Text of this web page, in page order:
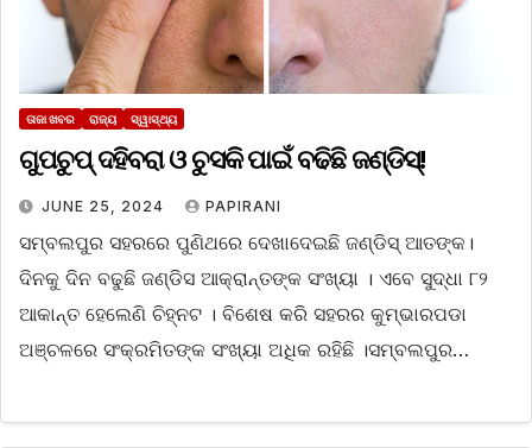
ତାଜା ଖବର ରାଜ୍ୟ ସ୍ୱାସ୍ଥ୍ୟ
ଗୁପଚୁପ୍ ଦହିବରା ଓ ଚୁସକି ପାଇଁ ବଢିଛି ଜଣ୍ଡିସ୍!
JUNE 25, 2024 PAPIRANI
ସମ୍ବଲପୁର ସହରରେ ପୁଣିଥରେ ଦେଖାଦେଇଛି ଜଣ୍ଡିସ୍‌ ଆତଙ୍କ।
ଦିନକୁ ଦିନ ବଢୁଛି ଜଣ୍ଡିସ ଆକ୍ରାନ୍ତଙ୍କ ସଂଖ୍ୟା । ଏବେ ସୁଦ୍ଧା ୮୨
ଆକାନ୍ତ ହେଲେଣି ଚିହ୍ନଟ । ବିଶେଷ କରି ସହରର କୁମ୍ଭାରପଡା
ଅଞ୍ଚଳରେ ସଂକ୍ରମିତଙ୍କ ସଂଖ୍ୟା ଅଧିକ ରହିଛି ।ସମ୍ବଲପୁର…